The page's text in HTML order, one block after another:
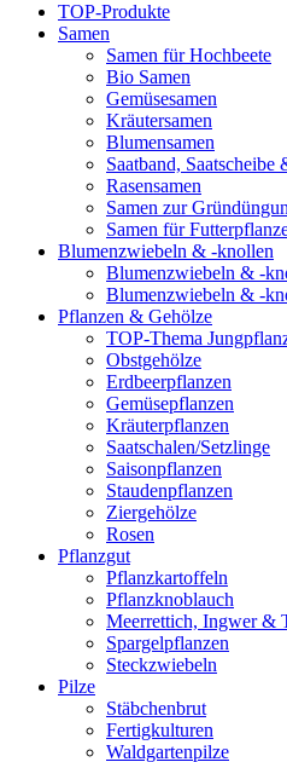
TOP-Produkte
Samen
Samen für Hochbeete
Bio Samen
Gemüsesamen
Kräutersamen
Blumensamen
Saatband, Saatscheibe
Rasensamen
Samen zur
Samen für
Blumenzwiebeln & -knollen
Blumenzwiebeln & -
Blumenzwiebeln & -
Pflanzen & Gehölze
TOP-Thema
Obstgehölze
Erdbeerpflanzen
Gemüsepflanzen
Kräuterpflanzen
Saatschalen/Setzlinge
Saisonpflanzen
Staudenpflanzen
Ziergehölze
Rosen
Pflanzgut
Pflanzkartoffeln
Pflanzknoblauch
Meerrettich, Ingwer &
Spargelpflanzen
Steckzwiebeln
Pilze
Stäbchenbrut
Fertigkulturen
Waldgartenpilze